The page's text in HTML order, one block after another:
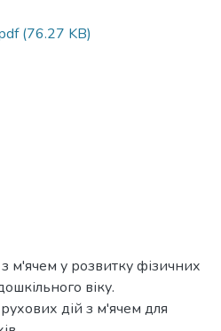
(76.27 KB)
м'ячем у розвитку фізичних
віку.
дій з м'ячем для